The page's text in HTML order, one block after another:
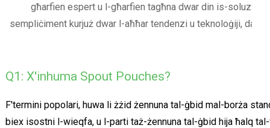
għarfien espert u l-għarfien tagħna dwar din is-soluzzjoni tal-ippakkjar innovattiva u versatili.
sempliċiment kurjuż dwar l-aħħar tendenzi u teknoloġiji, dan
Q1: X'inhuma Spout Pouches?
F'termini popolari, huwa li żżid żennuna tal-ġbid mal-borża
biex isostni l-wieqfa, u l-parti taż-żennuna tal-ġbid hija ħalq